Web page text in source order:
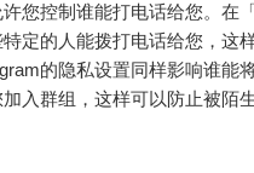
许您控制谁能打电话给您。在
定的人能拨打电话给您，这
的隐私设置同样影响谁能
入群组，这样可以防止被陌